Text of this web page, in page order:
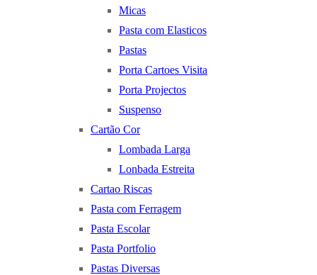
Micas
Pasta com Elasticos
Pastas
Porta Cartoes Visita
Porta Projectos
Suspenso
Cartão Cor
Lombada Larga
Lonbada Estreita
Cartao Riscas
Pasta com Ferragem
Pasta Escolar
Pasta Portfolio
Pastas Diversas